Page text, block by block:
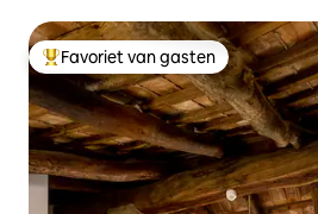
Topfavoriet van gasten
Favoriet van gasten